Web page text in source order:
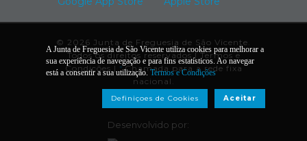
© 2026 Junta de Freguesia de São Vicente.
Todos os direitos reservados |Termos e
Condições | *Chamada para a rede fixa
nacional.
Desenvolvido por:
A Junta de Freguesia de São Vicente utiliza cookies para melhorar a
sua experiência de navegação e para fins estatísticos. Ao navegar
está a consentir a sua utilização. Termos e Condições
Aceitar
Definiçoes de Cookies